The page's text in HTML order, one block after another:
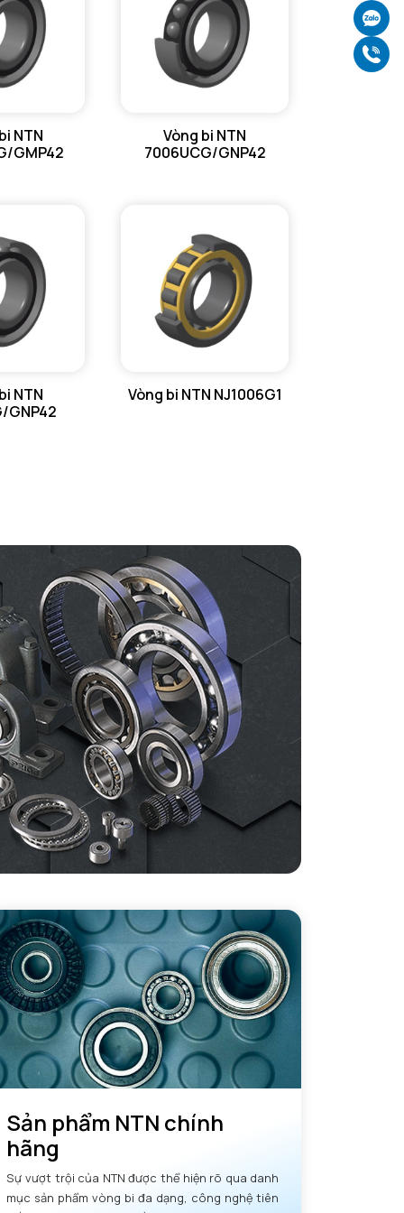
NTN
GMP42
Vòng bi NTN
7006UCG/GNP42
NTN
GNP42
Vòng bi NTN NJ1006G1
Sản phẩm NTN chính
hãng
Sự vượt trội của NTN được thể hiện rõ qua danh
mục sản phẩm vòng bi đa dạng, công nghệ tiên